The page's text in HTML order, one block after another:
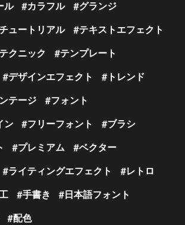
ル
カラフル
グランジ
ュートリアル
テキストエフェクト
テクニック
テンプレート
デザインエフェクト
トレンド
テージ
フォント
ン
フリーフォント
ブラシ
プレミアム
ベクター
ライティングエフェクト
レトロ
手書き
日本語フォント
配色